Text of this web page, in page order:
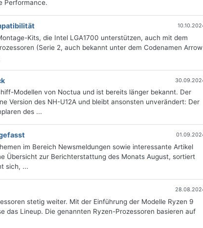
Performance.
Kits, die Intel LGA1700 unterstützen, auch mit dem
(Serie 2, auch bekannt unter dem Codenamen Arrow
Modellen von Noctua und ist bereits länger bekannt. Der
Version des NH-U12A und bleibt ansonsten unverändert: Der
des ...
im Bereich Newsmeldungen sowie interessante Artikel
Übersicht zur Berichterstattung des Monats August, sortiert
sich, ...
stetig weiter. Mit der Einführung der Modelle Ryzen 9
Lineup. Die genannten Ryzen-Prozessoren basieren auf